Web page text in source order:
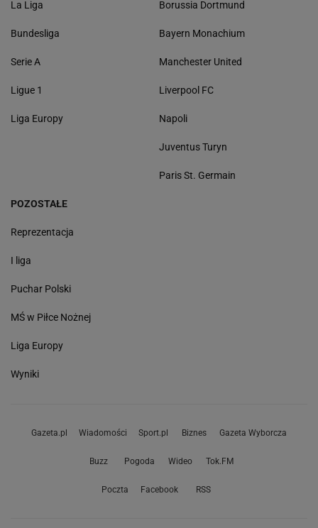
La Liga
Bundesliga
Serie A
Ligue 1
Liga Europy
Borussia Dortmund
Bayern Monachium
Manchester United
Liverpool FC
Napoli
Juventus Turyn
Paris St. Germain
POZOSTAŁE
Reprezentacja
I liga
Puchar Polski
MŚ w Piłce Nożnej
Liga Europy
Wyniki
Gazeta.pl Wiadomości Sport.pl Biznes Gazeta Wyborcza
Buzz Pogoda Wideo Tok.FM
Poczta Facebook RSS